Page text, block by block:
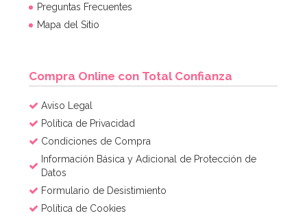
Preguntas Frecuentes
Mapa del Sitio
Compra Online con Total Confianza
Aviso Legal
Política de Privacidad
Condiciones de Compra
Información Básica y Adicional de Protección de
Datos
Formulario de Desistimiento
Política de Cookies